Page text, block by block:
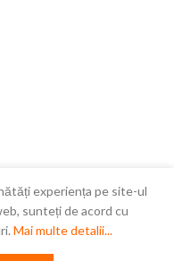
experiența pe site-ul
sunteți de acord cu
Mai multe detalii...